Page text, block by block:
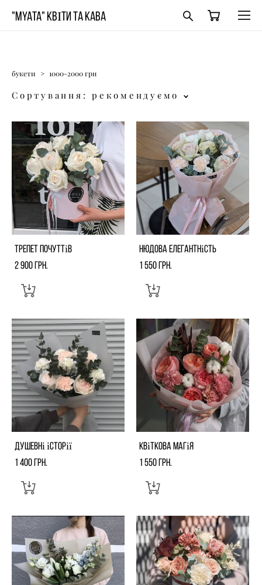
"MYATA" КВІТИ ТА КАВА
букети > 1000-2000 грн
Сортування: рекомендуємо
Трепет почуттів
2 900 грн.
Нюдова елегантність
1 550 грн.
Душевні історії
1 400 грн.
Квіткова магія
1 550 грн.